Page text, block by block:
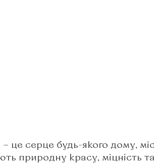
– це серце будь-якого дому,
природну красу, міцність